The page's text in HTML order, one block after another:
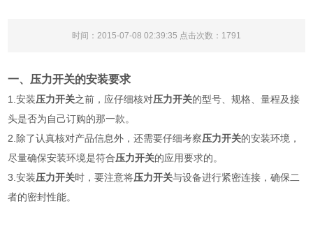
时间：2015-07-08 02:39:35 点击次数：1791
一、压力开关的安装要求
1.安装压力开关之前，应仔细核对压力开关的型号、规格、量程及接
头是否为自己订购的那一款。
2.除了认真核对产品信息外，还需要仔细考察压力开关的安装环境，
尽量确保安装环境是符合压力开关的应用要求的。
3.安装压力开关时，要注意将压力开关与设备进行紧密连接，确保二
者的密封性能。